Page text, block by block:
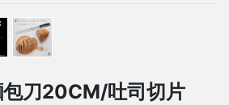
刀20CM/吐司切片